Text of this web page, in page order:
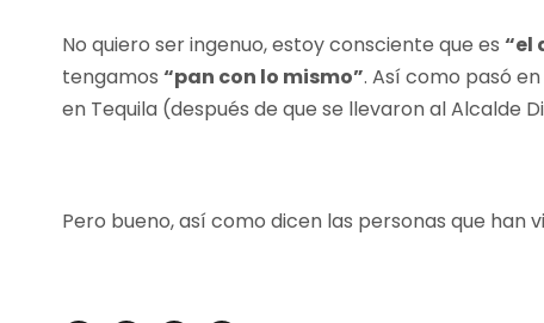
No quiero ser ingenuo, estoy consciente que es “el
tengamos “pan con lo mismo”. Así como pasó
en Tequila (después de que se llevaron al Alcalde
Pero bueno, así como dicen las personas que han